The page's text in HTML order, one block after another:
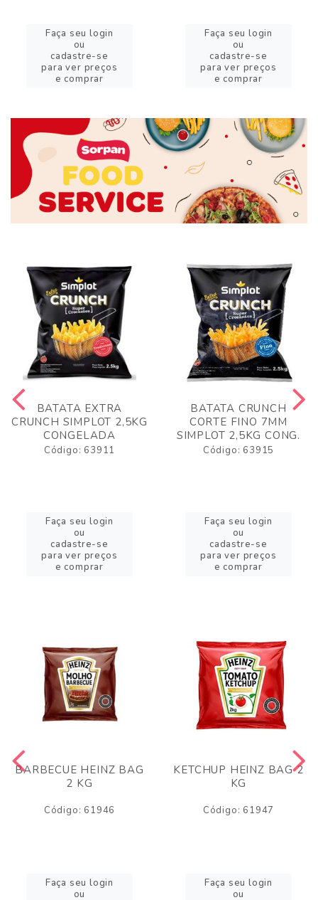
Faça seu login
ou
cadastre-se
para ver preços
e comprar
Faça seu login
ou
cadastre-se
para ver preços
e comprar
BATATA EXTRA
CRUNCH SIMPLOT 2,5KG
CONGELADA
Código: 63911
Faça seu login
ou
cadastre-se
para ver preços
e comprar
BATATA CRUNCH
CORTE FINO 7MM
SIMPLOT 2,5KG CONG.
Código: 63915
Faça seu login
ou
cadastre-se
para ver preços
e comprar
BARBECUE HEINZ BAG
2 KG
Código: 61946
Faça seu login
ou
KETCHUP HEINZ BAG 2
KG
Código: 61947
Faça seu login
ou